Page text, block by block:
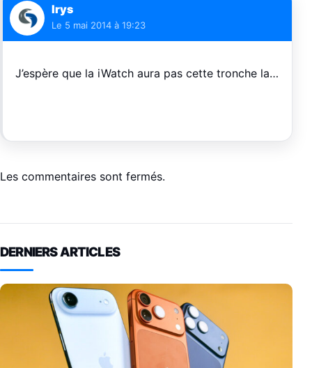
Irys
Le 5 mai 2014 à 19:23
J’espère que la iWatch aura pas cette tronche la…
Les commentaires sont fermés.
DERNIERS ARTICLES